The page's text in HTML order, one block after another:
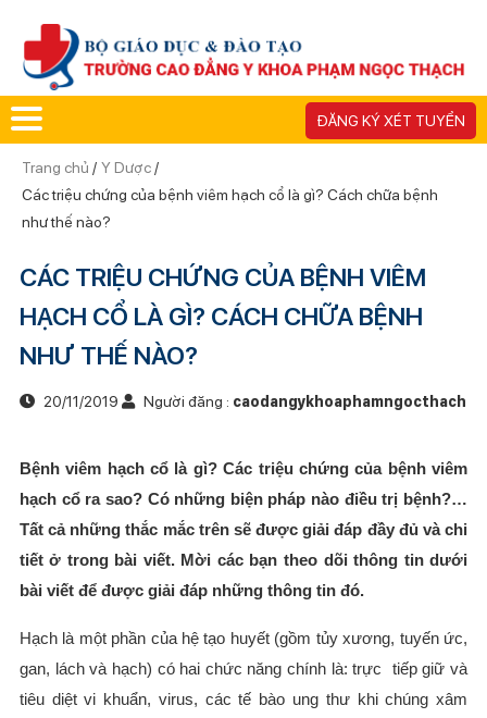
ĐĂNG KÝ XÉT TUYỂN
Trang chủ / Y Dược/
Các triệu chứng của bệnh viêm hạch cổ là gì? Cách chữa bệnh
như thế nào?
CÁC TRIỆU CHỨNG CỦA BỆNH VIÊM
HẠCH CỔ LÀ GÌ? CÁCH CHỮA BỆNH
NHƯ THẾ NÀO?
20/11/2019 Người đăng : caodangykhoaphamngocthach
Bệnh viêm hạch cổ là gì? Các triệu chứng của bệnh viêm
hạch cổ ra sao? Có những biện pháp nào điều trị bệnh?…
Tất cả những thắc mắc trên sẽ được giải đáp đầy đủ và chi
tiết ở trong bài viết. Mời các bạn theo dõi thông tin dưới
bài viết để được giải đáp những thông tin đó.
Hạch là một phần của hệ tạo huyết (gồm tủy xương, tuyến ức,
gan, lách và hạch) có hai chức năng chính là: trực tiếp giữ và
tiêu diệt vi khuẩn, virus, các tế bào ung thư khi chúng xâm